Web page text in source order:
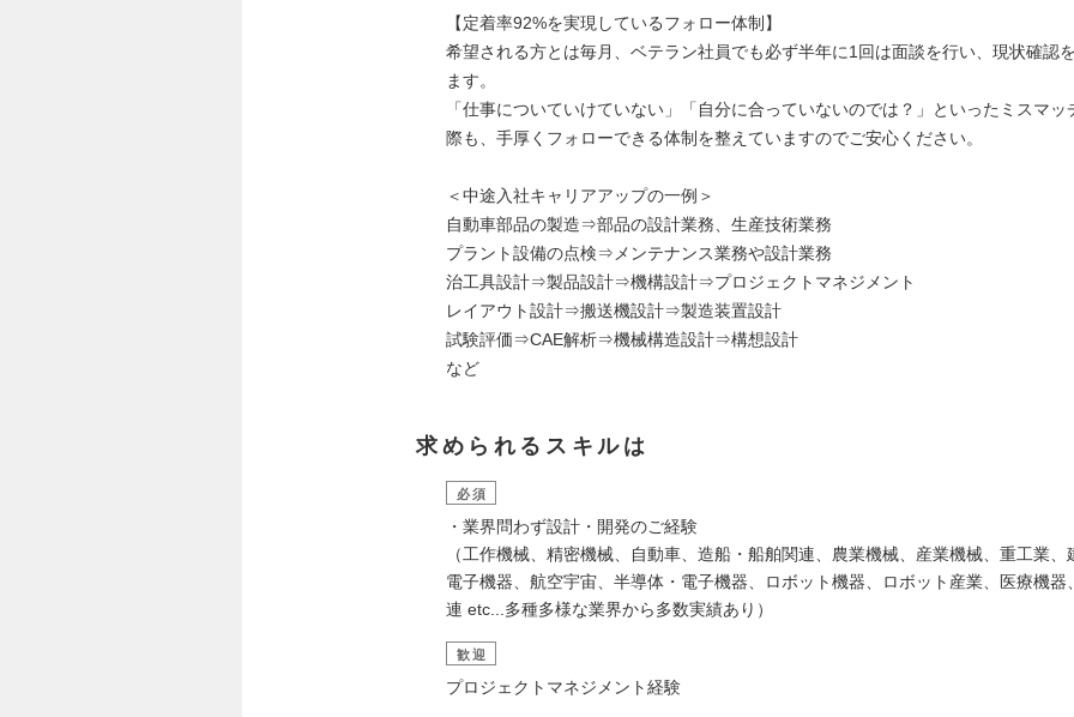
【定着率92%を実現しているフォロー体制】
希望される方とは毎月、ベテラン社員でも必ず半年に1回は面談を行い、現状確認
ます。
「仕事についていけていない」「自分に合っていないのでは？」といったミスマッ
際も、手厚くフォローできる体制を整えていますのでご安心ください。
＜中途入社キャリアアップの一例＞
自動車部品の製造⇒部品の設計業務、生産技術業務
プラント設備の点検⇒メンテナンス業務や設計業務
治工具設計⇒製品設計⇒機構設計⇒プロジェクトマネジメント
レイアウト設計⇒搬送機設計⇒製造装置設計
試験評価⇒CAE解析⇒機械構造設計⇒構想設計
など
求められるスキルは
必須
・業界問わず設計・開発のご経験
（工作機械、精密機械、自動車、造船・船舶関連、農業機械、産業機械、重工業、
電子機器、航空宇宙、半導体・電子機器、ロボット機器、ロボット産業、医療機器
連 etc...多種多様な業界から多数実績あり）
歓迎
プロジェクトマネジメント経験